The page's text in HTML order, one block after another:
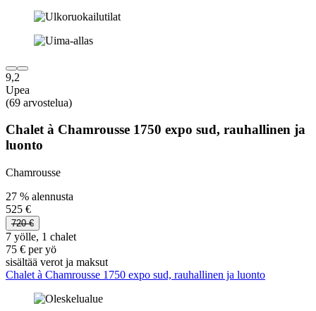
9,2
Upea
(69 arvostelua)
Chalet à Chamrousse 1750 expo sud, rauhallinen ja
luonto
Chamrousse
27 % alennusta
525 €
720 €
7 yölle, 1 chalet
75 € per yö
sisältää verot ja maksut
Chalet à Chamrousse 1750 expo sud, rauhallinen ja luonto